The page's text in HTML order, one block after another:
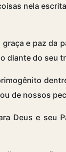
nela
e paz da
diante do seu
de nossos
Deus e seu